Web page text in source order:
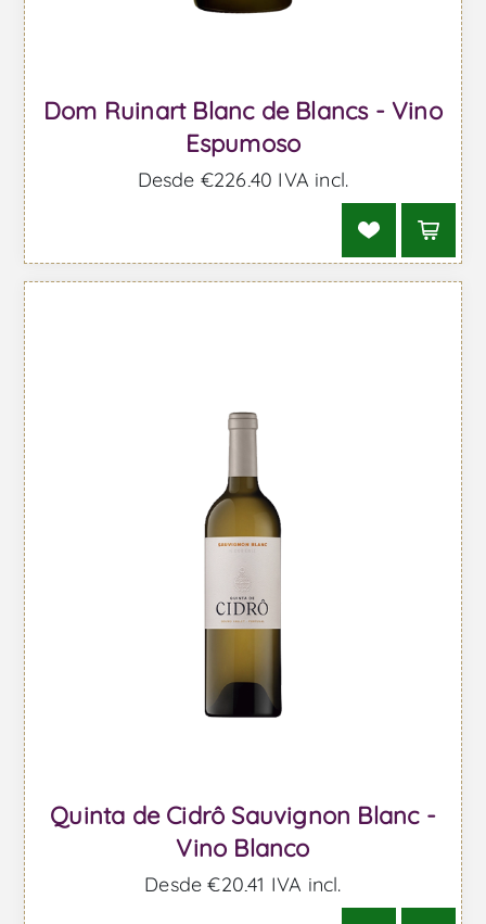
Dom Ruinart Blanc de Blancs - Vino
Espumoso
Desde €226,40 IVA incl.
Quinta de Cidrô Sauvignon Blanc -
Vino Blanco
Desde €20,41 IVA incl.